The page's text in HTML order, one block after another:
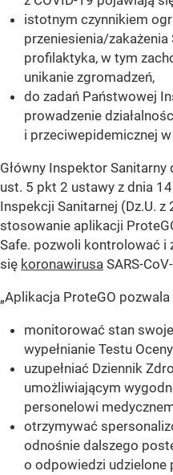
istotnym czynnikiem
przeniesienia/
profilaktyka, w tym
unikanie zgromadzeń,
do zadań Państwowej
prowadzenie
i przeciwepidemicznej
Główny Inspektor
ust. 5 pkt 2 ustawy z dnia
Inspekcji Sanitarnej (Dz.U. z
stosowanie aplikacji
Safe. pozwoli kontrolować i
się koronawirusa SARS-
„Aplikacja ProteGO
monitorować stan
wypełnianie Testu
uzupełniać Dziennik
umożliwiającym
personelowi
otrzymywać
odnośnie dalszego
o odpowiedzi udzielone